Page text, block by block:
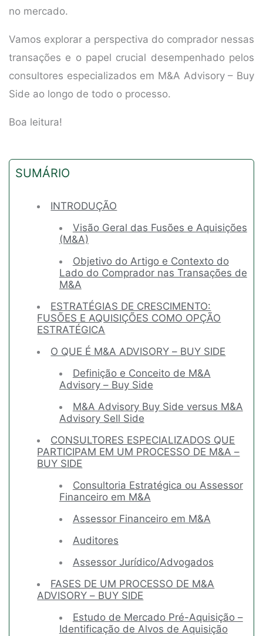
no mercado.
Vamos explorar a perspectiva do comprador nessas
transações e o papel crucial desempenhado pelos
consultores especializados em M&A Advisory – Buy
Side ao longo de todo o processo.
Boa leitura!
SUMÁRIO
INTRODUÇÃO
Visão Geral das Fusões e Aquisições
(M&A)
Objetivo do Artigo e Contexto do
Lado do Comprador nas Transações de
M&A
ESTRATÉGIAS DE CRESCIMENTO:
FUSÕES E AQUISIÇÕES COMO OPÇÃO
ESTRATÉGICA
O QUE É M&A ADVISORY – BUY SIDE
Definição e Conceito de M&A
Advisory – Buy Side
M&A Advisory Buy Side versus M&A
Advisory Sell Side
CONSULTORES ESPECIALIZADOS QUE
PARTICIPAM EM UM PROCESSO DE M&A –
BUY SIDE
Consultoria Estratégica ou Assessor
Financeiro em M&A
Assessor Financeiro em M&A
Auditores
Assessor Jurídico/Advogados
FASES DE UM PROCESSO DE M&A
ADVISORY – BUY SIDE
Estudo de Mercado Pré-Aquisição –
Identificação de Alvos de Aquisição